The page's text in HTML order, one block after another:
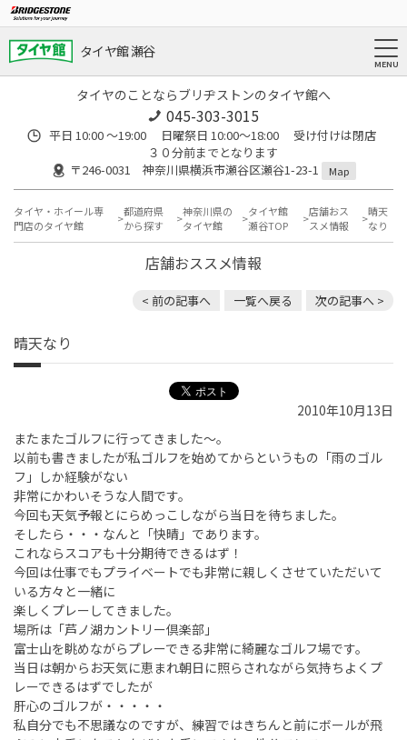
タイヤ館 瀬谷
タイヤのことならブリヂストンのタイヤ館へ
045-303-3015
平日 10:00 ～19:00 日曜祭日 10:00～18:00 受け付けは閉店
３０分前までとなります
〒246-0031 神奈川県横浜市瀬谷区瀬谷1-23-1
Map
タイヤ・ホイール専
門店のタイヤ館
都道府県
から探す
神奈川県の
タイヤ館
タイヤ館
瀬谷TOP
店舗おス
スメ情報
晴天
なり
店舗おススメ情報
< 前の記事へ 一覧へ戻る 次の記事へ >
晴天なり
2010年10月13日
またまたゴルフに行ってきました～。
以前も書きましたが私ゴルフを始めてからというもの「雨のゴル
フ」しか経験がない
非常にかわいそうな人間です。
今回も天気予報とにらめっこしながら当日を待ちました。
そしたら・・・なんと「快晴」であります。
これならスコアも十分期待できるはず！
今回は仕事でもプライベートでも非常に親しくさせていただいて
いる方々と一緒に
楽しくプレーしてきました。
場所は「芦ノ湖カントリー倶楽部」
富士山を眺めながらプレーできる非常に綺麗なゴルフ場です。
当日は朝からお天気に恵まれ朝日に照らされながら気持ちよくプ
レーできるはずでしたが
肝心のゴルフが・・・・・
私自分でも不思議なのですが、練習ではきちんと前にボールが飛